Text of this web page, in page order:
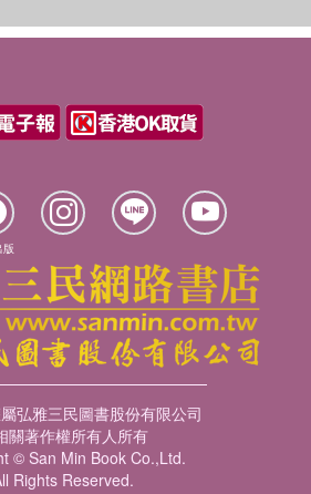
版
弘雅三民圖書股份有限公司
關著作權所有人所有
© San Min Book Co.,Ltd.
Rights Reserved.